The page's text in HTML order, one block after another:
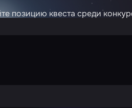
позицию квеста среди